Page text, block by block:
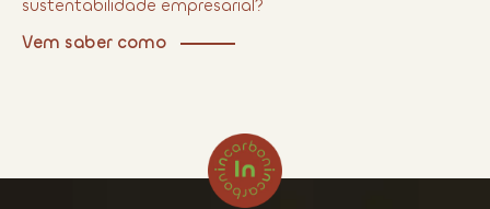
sustentabilidade empresarial?
Vem saber como